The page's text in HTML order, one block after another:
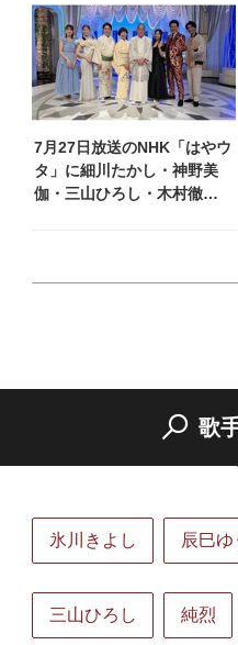
7月27日放送のNHK「はやウ
タ」に細川たかし・神野美
伽・三山ひろし・木村徹
歌
氷川きよし 辰巳ゆ
三山ひろし 純烈